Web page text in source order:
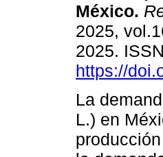
México.
2025,
2025.
https://
La
L.) en